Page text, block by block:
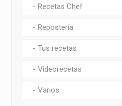
Recetas Chef
Repostería
Tus recetas
Videorecetas
Varios